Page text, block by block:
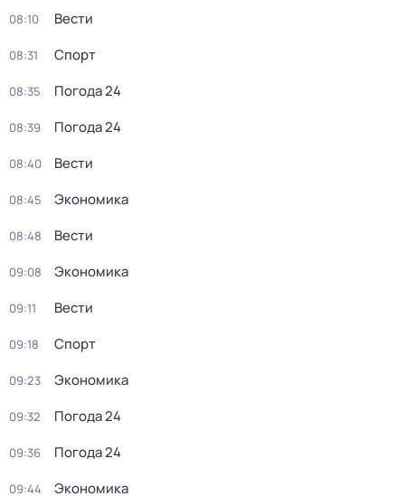
08:10 Вести
08:31 Спорт
08:35 Погода 24
08:39 Погода 24
08:40 Вести
08:45 Экономика
08:48 Вести
09:08 Экономика
09:11 Вести
09:18 Спорт
09:23 Экономика
09:32 Погода 24
09:36 Погода 24
09:44 Экономика